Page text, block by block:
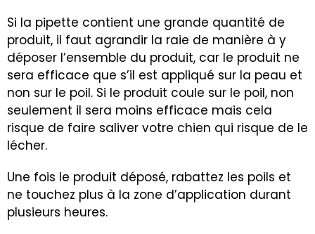
Si la pipette contient une grande quantité de
produit, il faut agrandir la raie de manière à y
déposer l’ensemble du produit, car le produit ne
sera efficace que s’il est appliqué sur la peau et
non sur le poil. Si le produit coule sur le poil, non
seulement il sera moins efficace mais cela
risque de faire saliver votre chien qui risque de le
lécher.
Une fois le produit déposé, rabattez les poils et
ne touchez plus à la zone d’application durant
plusieurs heures.